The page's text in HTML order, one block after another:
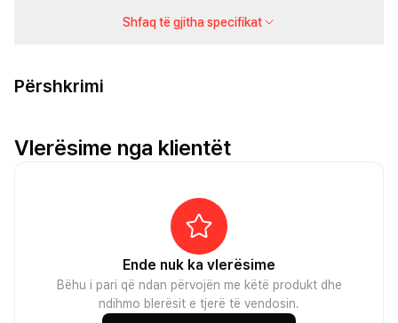
Shfaq të gjitha specifikat
Përshkrimi
Vlerësime nga klientët
Ende nuk ka vlerësime
Bëhu i pari që ndan përvojën me këtë produkt dhe
ndihmo blerësit e tjerë të vendosin.